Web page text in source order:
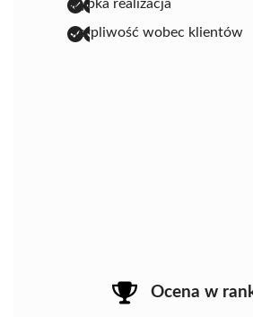
szybka realizacja
cierpliwość wobec klientów
Ocena w